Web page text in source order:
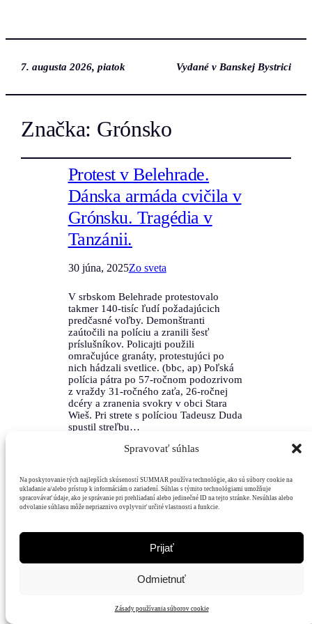
Spravovať súhlas
Na poskytovanie tých najlepších skúseností SUMMAR používa technológie, ako sú súbory cookie na
ukladanie a/alebo prístup k informáciám o zariadení. Súhlas s týmito technológiami umožňuje
spracovávať údaje, ako je správanie pri prehliadaní alebo jedinečné ID na tejto stránke. Nesúhlas alebo
odvolanie súhlasu môže nepriaznivo ovplyvniť určité vlastnosti a funkcie.
Prijať
Odmietnuť
Zásady používania súborov cookie
7. augusta 2026, piatok Vydané v Banskej Bystrici
Značka: Grónsko
Protest v Belehrade.
Dánska armáda cvičila v
Grónsku. Tragédia v
Tanzánii.
30 júna, 2025Zo sveta
V srbskom Belehrade protestovalo
takmer 140-tisíc ľudí požadajúcich
predčasné voľby. Demonštranti
zaútočili na políciu a zranili šesť
príslušníkov. Policajti použili
omračujúce granáty, protestujúci po
nich hádzali svetlice. (bbc, ap) Poľská
polícia pátra po 57-ročnom podozrivom
z vraždy 31-ročného zaťa, 26-ročnej
dcéry a zranenia svokry v obci Stara
Wieš. Pri strete s políciou Tadeusz Duda
spustil streľbu…
Čitatelia